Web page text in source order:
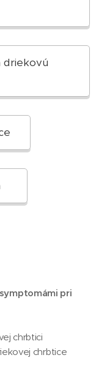
driekovú
pri
chrbtici
chrbtice